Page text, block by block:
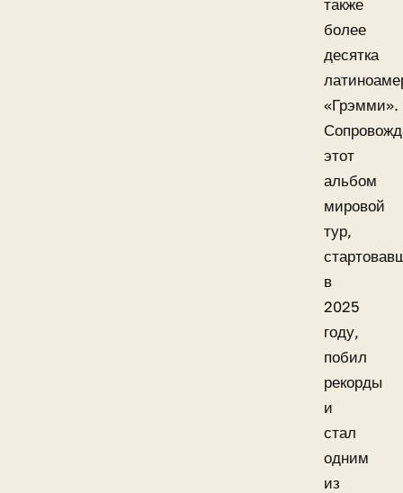
также
более
десятка
«Грэмми».
этот
альбом
мировой
тур,
в
2025
году,
побил
рекорды
и
стал
одним
из